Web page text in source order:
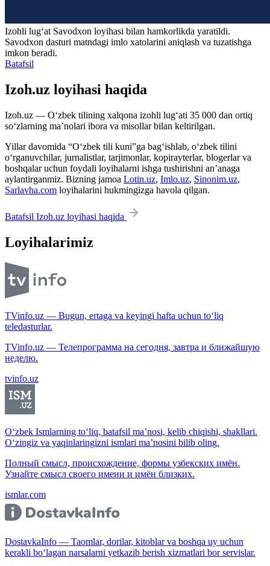
Izohli lugʻat Savodxon loyihasi bilan hamkorlikda yaratildi.
Savodxon dasturi matndagi imlo xatolarini aniqlash va tuzatishga
imkon beradi.
Batafsil
Izoh.uz loyihasi haqida
Izoh.uz — O‘zbek tilining xalqona izohli lug‘ati 35 000 dan ortiq
so‘zlarning ma’nolari ibora va misollar bilan keltirilgan.
Yillar davomida “O‘zbek tili kuni”ga bag‘ishlab, o‘zbek tilini
o‘rganuvchilar, jurnalistlar, tarjimonlar, kopirayterlar, blogerlar va
boshqalar uchun foydali loyihalarni ishga tushirishni an’anaga
aylantirganmiz. Bizning jamoa Lotin.uz, Imlo.uz, Sinonim.uz,
Sarlavha.com loyihalarini hukmingizga havola qilgan.
Batafsil Izoh.uz loyihasi haqida
Loyihalarimiz
TVinfo.uz — Bugun, ertaga va keyingi hafta uchun to‘liq
teledasturlar.
TVinfo.uz — Телепрограмма на сегодня, завтра и ближайшую
неделю.
tvinfo.uz
O‘zbek Ismlarning to‘liq, batafsil ma’nosi, kelib chiqishi, shakllari.
O‘zingiz va yaqinlaringizni ismlari ma’nosini bilib oling.
Полный смысл, происхождение, формы узбекских имён.
Узнайте смысл своего имени и имён близких.
ismlar.com
DostavkaInfo — Taomlar, dorilar, kitoblar va boshqa uy uchun
kerakli bo‘lagan narsalarni yetkazib berish xizmatlari bor servislar.